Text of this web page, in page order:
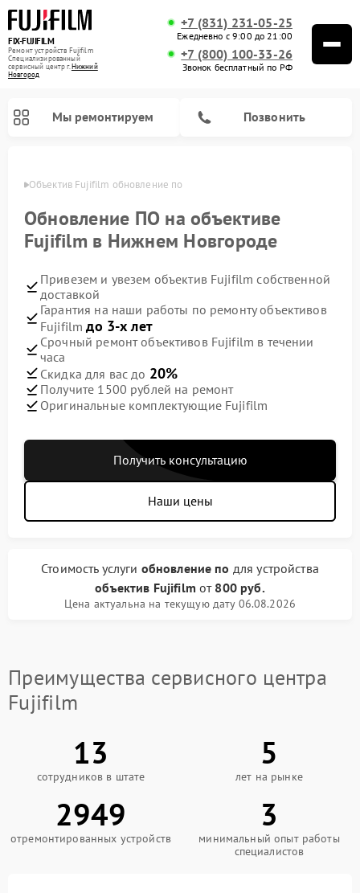
FIX-FUJIFILM
Ремонт устройств Fujifilm
Специализированный
cервисный центр г.Нижний
Новгород
+7 (831) 231-05-25
Ежедневно с 9:00 до 21:00
+7 (800) 100-33-26
Звонок бесплатный по РФ
Мы ремонтируем Позвонить
Объектив Fujifilm обновление по
Обновление ПО на объективе
Fujifilm в Нижнем Новгороде
Привезем и увезем объектив Fujifilm собственной
доставкой
Гарантия на наши работы по ремонту объективов
Fujifilmдо 3-х лет
Срочный ремонт объективов Fujifilm в течении
часа
Скидка для вас до 20%
Получите 1500 рублей на ремонт
Оригинальные комплектующие Fujifilm
Получить консультацию
Наши цены
Стоимость услуги обновление по для устройства
объектив Fujifilm от 800 руб.
Цена актуальна на текущую дату 06.08.2026
Преимущества сервисного центра
Fujifilm
13
сотрудников в штате
5
лет на рынке
2949
отремонтированных устройств
3
минимальный опыт работы
специалистов